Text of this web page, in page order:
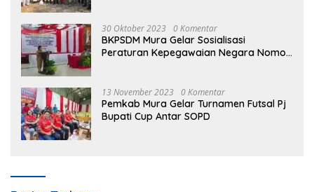
30 Oktober 2023 0 Komentar
BKPSDM Mura Gelar Sosialisasi
Peraturan Kepegawaian Negara Nomor
13 November 2023 0 Komentar
Pemkab Mura Gelar Turnamen Futsal Pj
Bupati Cup Antar SOPD